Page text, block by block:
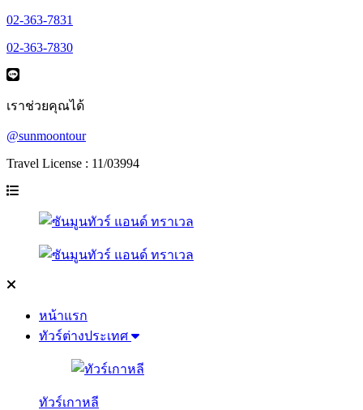
02-363-7831
02-363-7830
เราช่วยคุณได้
@sunmoontour
Travel License : 11/03994
หน้าแรก
ทัวร์ต่างประเทศ
ทัวร์เกาหลี